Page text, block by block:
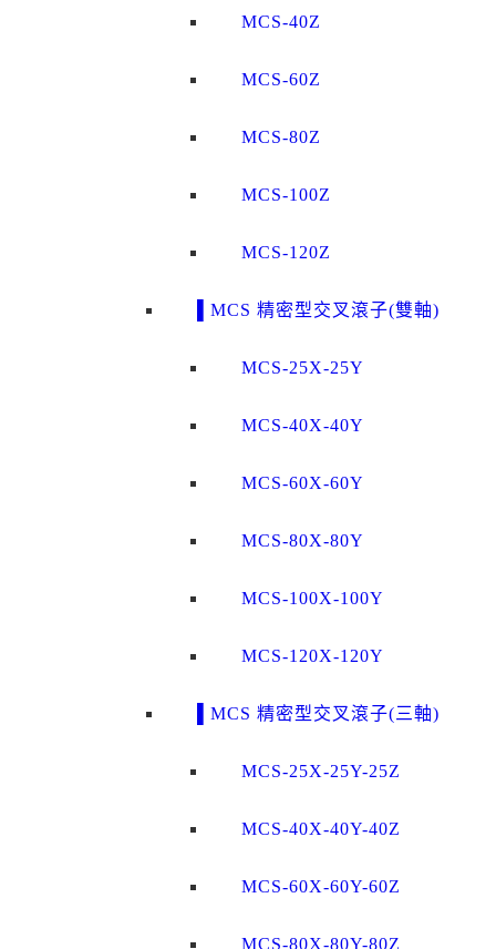
MCS-40Z
MCS-60Z
MCS-80Z
MCS-100Z
MCS-120Z
▌MCS 精密型交叉滾子(雙軸)
MCS-25X-25Y
MCS-40X-40Y
MCS-60X-60Y
MCS-80X-80Y
MCS-100X-100Y
MCS-120X-120Y
▌MCS 精密型交叉滾子(三軸)
MCS-25X-25Y-25Z
MCS-40X-40Y-40Z
MCS-60X-60Y-60Z
MCS-80X-80Y-80Z